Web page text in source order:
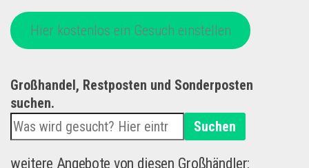
Hier kostenlos ein Gesuch einstellen
Großhandel, Restposten und Sonderposten
suchen.
Suchen
weitere Angebote von diesen Großhändler: